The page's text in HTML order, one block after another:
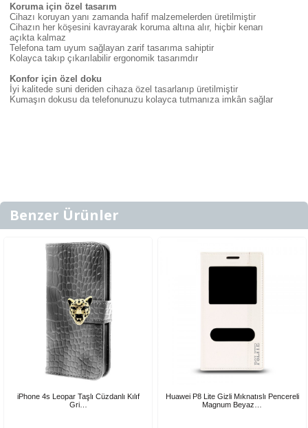
Koruma için özel tasarım
Cihazı koruyan yanı zamanda hafif malzemelerden üretilmiştir
Cihazın her köşesini kavrayarak koruma altına alır, hiçbir kenarı
açıkta kalmaz
Telefona tam uyum sağlayan zarif tasarıma sahiptir
Kolayca takıp çıkarılabilir ergonomik tasarımdır
Konfor için özel doku
İyi kalitede suni deriden cihaza özel tasarlanıp üretilmiştir
Kumaşın dokusu da telefonunuzu kolayca tutmanıza imkân sağlar
Benzer Ürünler
iPhone 4s Leopar Taşlı Cüzdanlı Kılıf
Gri…
Huawei P8 Lite Gizli Mıknatıslı Pencereli
Magnum Beyaz…